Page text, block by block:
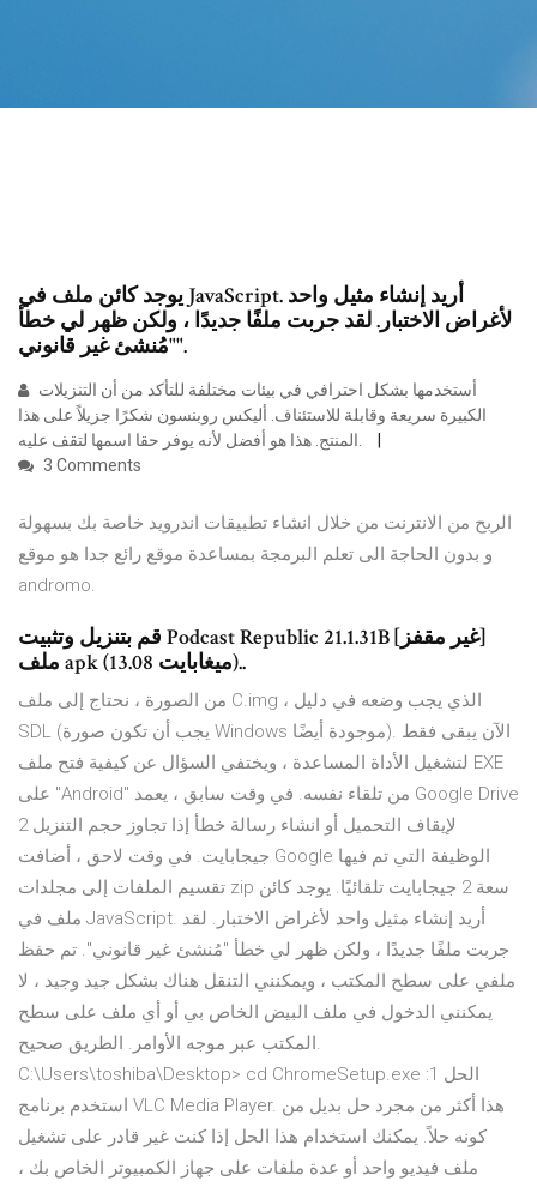
يوجد كائن ملف في JavaScript. أريد إنشاء مثيل واحد
لأغراض الاختبار. لقد جربت ملفًا جديدًا ، ولكن ظهر لي خطأ
"مُنشئ غير قانوني".
الكبيرة سريعة وقابلة للاستئناف. أليكس روبنسون شكرًا جزيلاً على هذا
المنتج. هذا هو أفضل لأنه يوفر حقا اسمها لتقف عليه.
3 Comments
الربح من الانترنت من خلال انشاء تطبيقات اندرويد خاصة بك بسهولة
و بدون الحاجة الى تعلم البرمجة بمساعدة موقع رائع جدا هو موقع
andromo.
قم بتنزيل وتثبيت Podcast Republic 21.1.31B [غير مقفز]
ملف apk (13.08 ميغابايت)..
من الصورة ، نحتاج إلى ملف C.img ، الذي يجب وضعه في دليل
SDL (يجب أن تكون صورة Windows موجودة أيضًا). الآن يبقى فقط
لتشغيل الأداة المساعدة ، ويختفي السؤال عن كيفية فتح ملف EXE
على "Android" من تلقاء نفسه. في وقت سابق ، يعمد Google Drive
لإيقاف التحميل أو انشاء رسالة خطأ إذا تجاوز حجم التنزيل 2
جيجابايت. في وقت لاحق ، أضافت Google الوظيفة التي تم فيها
تقسيم الملفات إلى مجلدات zip سعة 2 جيجابايت تلقائيًا. يوجد كائن
ملف في JavaScript. أريد إنشاء مثيل واحد لأغراض الاختبار. لقد
جربت ملفًا جديدًا ، ولكن ظهر لي خطأ "مُنشئ غير قانوني". تم حفظ
ملفي على سطح المكتب ، ويمكنني التنقل هناك بشكل جيد وجيد ، لا
يمكنني الدخول في ملف البيض الخاص بي أو أي ملف على سطح
المكتب عبر موجه الأوامر. الطريق صحيح.
C:\Users\toshiba\Desktop> cd ChromeSetup.exe الحل 1:
استخدم برنامج VLC Media Player. هذا أكثر من مجرد حل بديل من
كونه حلاً. يمكنك استخدام هذا الحل إذا كنت غير قادر على تشغيل
ملف فيديو واحد أو عدة ملفات على جهاز الكمبيوتر الخاص بك ،